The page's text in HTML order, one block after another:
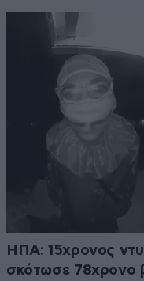
ΗΠΑ: 15χρονος
σκότωσε 78χρονο